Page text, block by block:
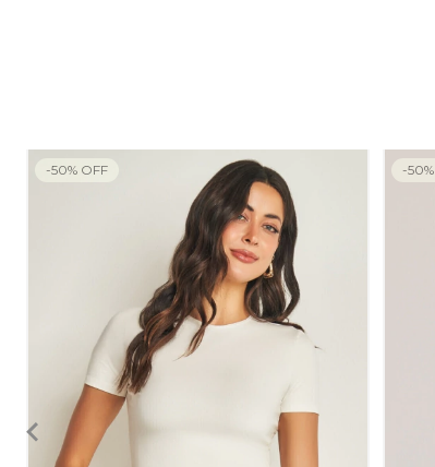
-50% OFF -50%